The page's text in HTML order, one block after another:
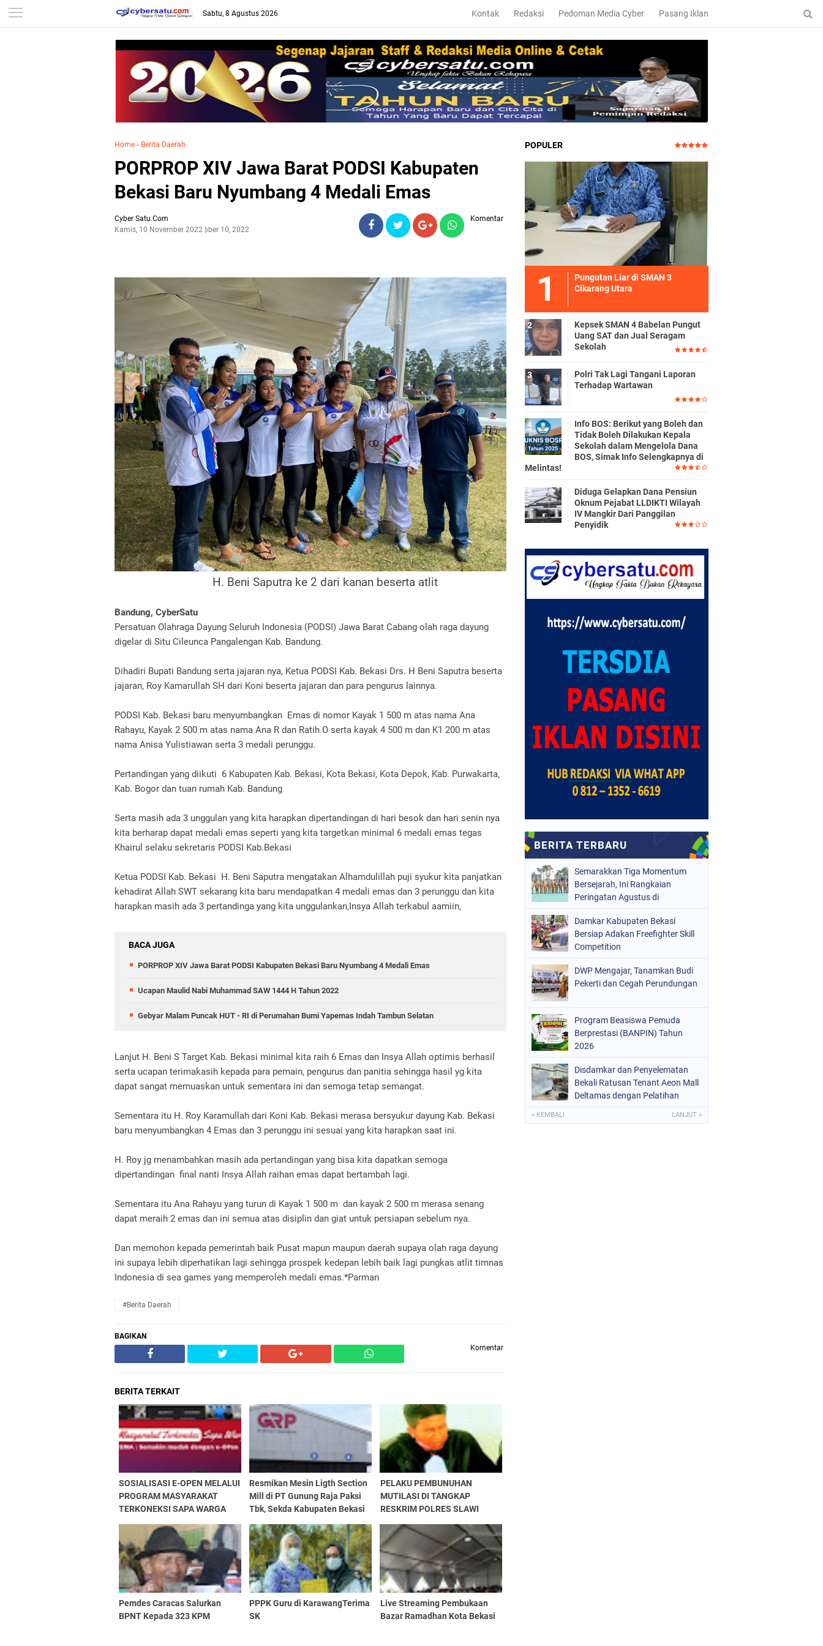
Sabtu, 8 Agustus 2026 Kontak Redaksi Pedoman Media Cyber Pasang Iklan
Home › Berita Daerah
PORPROP XIV Jawa Barat PODSI Kabupaten
Bekasi Baru Nyumbang 4 Medali Emas
Cyber Satu.Com
Kamis, 10 November 2022November 10, 2022
Komentar
H. Beni Saputra ke 2 dari kanan beserta atlit
Bandung, CyberSatu
Persatuan Olahraga Dayung Seluruh Indonesia (PODSI) Jawa Barat Cabang olah raga dayung
digelar di Situ Cileunca Pangalengan Kab. Bandung.
Dihadiri Bupati Bandung serta jajaran nya, Ketua PODSI Kab. Bekasi Drs. H Beni Saputra beserta
jajaran, Roy Kamarullah SH dari Koni beserta jajaran dan para pengurus lainnya.
PODSI Kab. Bekasi baru menyumbangkan Emas di nomor Kayak 1 500 m atas nama Ana
Rahayu, Kayak 2 500 m atas nama Ana R dan Ratih O serta kayak 4 500 m dan K1 200 m atas
nama Anisa Yulistiawan serta 3 medali perunggu.
Pertandingan yang diikuti 6 Kabupaten Kab. Bekasi, Kota Bekasi, Kota Depok, Kab. Purwakarta,
Kab. Bogor dan tuan rumah Kab. Bandung
Serta masih ada 3 unggulan yang kita harapkan dipertandingan di hari besok dan hari senin nya
kita berharap dapat medali emas seperti yang kita targetkan minimal 6 medali emas tegas
Khairul selaku sekretaris PODSI Kab.Bekasi
Ketua PODSI Kab. Bekasi H. Beni Saputra mengatakan Alhamdulillah puji syukur kita panjatkan
kehadirat Allah SWT sekarang kita baru mendapatkan 4 medali emas dan 3 perunggu dan kita
harapkan masih ada 3 pertandinga yang kita unggulankan,Insya Allah terkabul aamiin,
BACA JUGA
PORPROP XIV Jawa Barat PODSI Kabupaten Bekasi Baru Nyumbang 4 Medali Emas
Ucapan Maulid Nabi Muhammad SAW 1444 H Tahun 2022
Gebyar Malam Puncak HUT - RI di Perumahan Bumi Yapemas Indah Tambun Selatan
Lanjut H. Beni S Target Kab. Bekasi minimal kita raih 6 Emas dan Insya Allah optimis berhasil
serta ucapan terimakasih kepada para pemain, pengurus dan panitia sehingga hasil yg kita
dapat sangat memuaskan untuk sementara ini dan semoga tetap semangat.
Sementara itu H. Roy Karamullah dari Koni Kab. Bekasi merasa bersyukur dayung Kab. Bekasi
baru menyumbangkan 4 Emas dan 3 perunggu ini sesuai yang kita harapkan saat ini.
H. Roy jg menambahkan masih ada pertandingan yang bisa kita dapatkan semoga
dipertandingan final nanti Insya Allah raihan emas dapat bertambah lagi.
Sementara itu Ana Rahayu yang turun di Kayak 1 500 m dan kayak 2 500 m merasa senang
dapat meraih 2 emas dan ini semua atas disiplin dan giat untuk persiapan sebelum nya.
Dan memohon kepada pemerintah baik Pusat mapun maupun daerah supaya olah raga dayung
ini supaya lebih diperhatikan lagi sehingga prospek kedepan lebih baik lagi pungkas atlit timnas
Indonesia di sea games yang memperoleh medali emas.*Parman
#Berita Daerah
BAGIKAN
Komentar
BERITA TERKAIT
SOSIALISASI E-OPEN MELALUI
PROGRAM MASYARAKAT
TERKONEKSI SAPA WARGA
Resmikan Mesin Ligth Section
Mill di PT Gunung Raja Paksi
Tbk, Sekda Kabupaten Bekasi
Perindustrian
PELAKU PEMBUNUHAN
MUTILASI DI TANGKAP
RESKRIM POLRES SLAWI
Pemdes Caracas Salurkan
BPNT Kepada 323 KPM
PPPK Guru di KarawangTerima
SK
Live Streaming Pembukaan
Bazar Ramadhan Kota Bekasi
POPULER
Pungutan Liar di SMAN 3
Cikarang Utara
Kepsek SMAN 4 Babelan Pungut
Uang SAT dan Jual Seragam
Sekolah
Polri Tak Lagi Tangani Laporan
Terhadap Wartawan
Info BOS: Berikut yang Boleh dan
Tidak Boleh Dilakukan Kepala
Sekolah dalam Mengelola Dana
BOS, Simak Info Selengkapnya di
Melintas!
Diduga Gelapkan Dana Pensiun
Oknum Pejabat LLDIKTI Wilayah
IV Mangkir Dari Panggilan
Penyidik
Semarakkan Tiga Momentum
Bersejarah, Ini Rangkaian
Peringatan Agustus di
Damkar Kabupaten Bekasi
Bersiap Adakan Freefighter Skill
Competition
DWP Mengajar, Tanamkan Budi
Pekerti dan Cegah Perundungan
Program Beasiswa Pemuda
Berprestasi (BANPIN) Tahun
2026
Disdamkar dan Penyelematan
Bekali Ratusan Tenant Aeon Mall
Deltamas dengan Pelatihan
« KEMBALI LANJUT »